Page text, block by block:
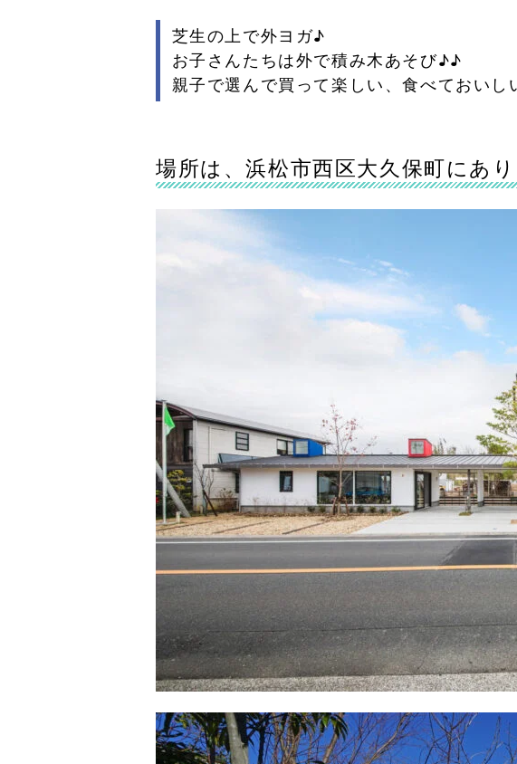
芝生の上で外ヨガ♪
お子さんたちは外で積み木あそび♪♪
親子で選んで買って楽しい、食べておい
場所は、浜松市西区大久保町にあ